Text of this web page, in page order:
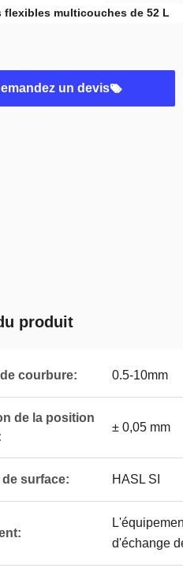
flexibles multicouches de 52 L
un devis
produit
courbure: 0.5-10mm
de la position
± 0,05 mm
surface: HASL SI
d'échange